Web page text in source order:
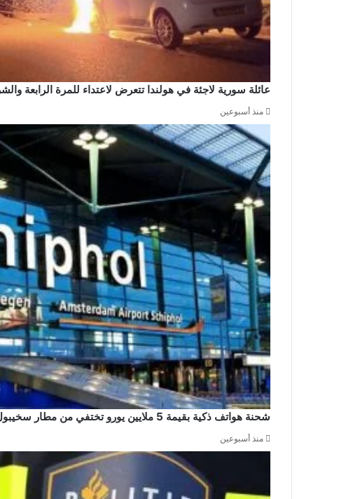
عائلة سورية لاجئة في هولندا تتعرض لاعتداء للمرة الرابعة
منذ أسبوعين
شحنة هواتف ذكية بقيمة 5 ملايين يورو تختفي من مطار سخيبول والشرطة تشن حملة اعتقالات
منذ أسبوعين